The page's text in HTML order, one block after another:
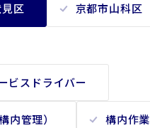
区 京都市山科区
ビスドライバー
内管理） 構内作業